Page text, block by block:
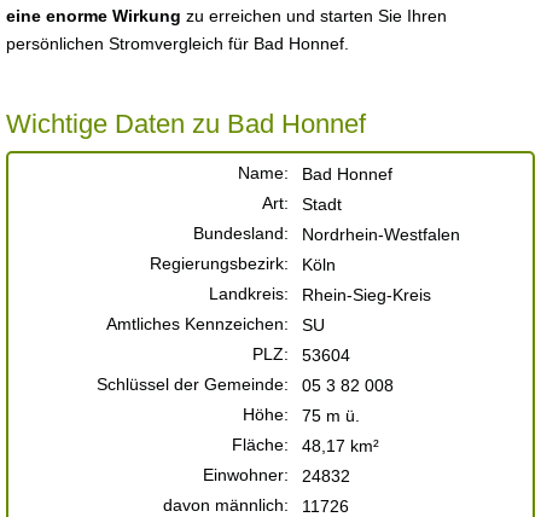
eine enorme Wirkung zu erreichen und starten Sie Ihren
persönlichen Stromvergleich für Bad Honnef.
Wichtige Daten zu Bad Honnef
Name:
Bad Honnef
Art:
Stadt
Bundesland:
Nordrhein-Westfalen
Regierungsbezirk:
Köln
Landkreis:
Rhein-Sieg-Kreis
Amtliches Kennzeichen:
SU
PLZ:
53604
Schlüssel der Gemeinde:
05 3 82 008
Höhe:
75 m ü.
Fläche:
48,17 km²
Einwohner:
24832
davon männlich:
11726